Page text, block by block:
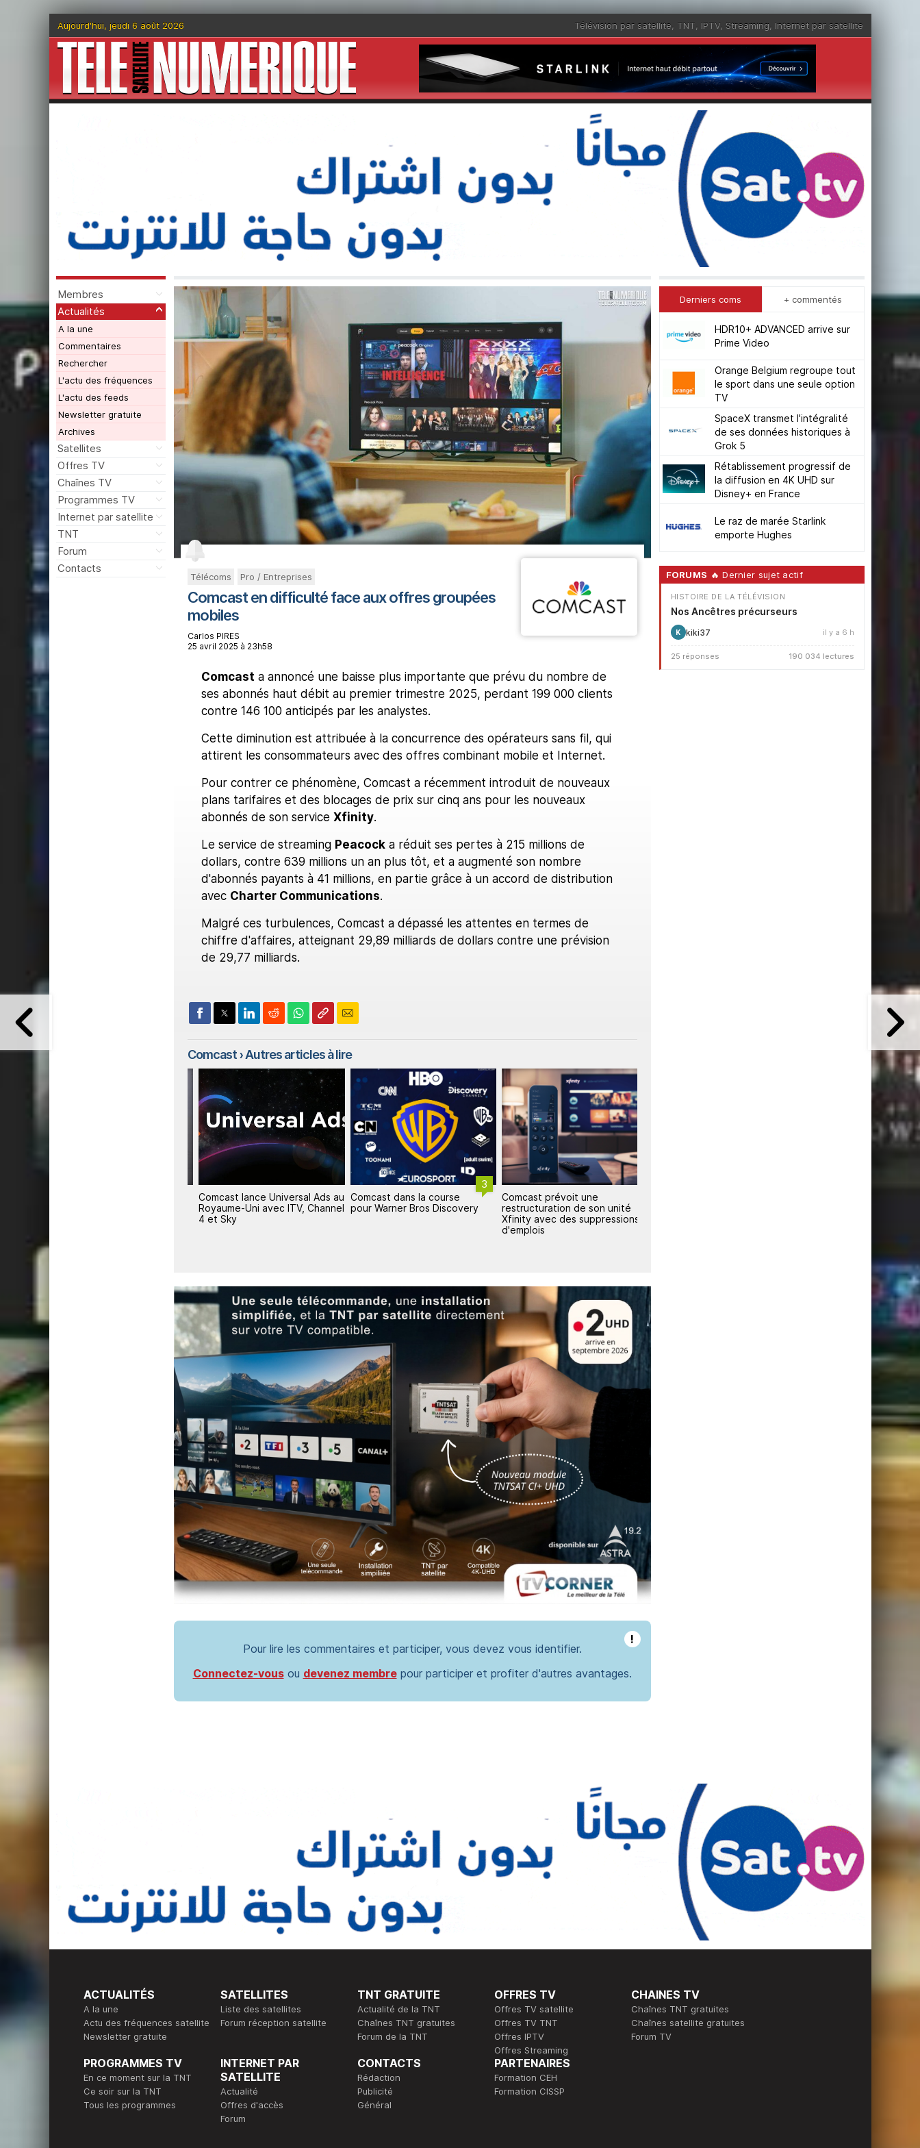
Aujourd'hui, jeudi 6 août 2026 Télévision par satellite, TNT, IPTV, Streaming, Internet par satellite
Membres
Actualités
A la une
Commentaires
Rechercher
L'actu des fréquences
L'actu des feeds
Newsletter gratuite
Archives
Satellites
Offres TV
Chaînes TV
Programmes TV
Internet par satellite
TNT
Forum
Contacts
Télécoms Pro / Entreprises
Comcast en difficulté face aux offres groupées
mobiles
Carlos PIRES
25 avril 2025 à 23h58
Comcast a annoncé une baisse plus importante que prévu du nombre de
ses abonnés haut débit au premier trimestre 2025, perdant 199 000 clients
contre 146 100 anticipés par les analystes.
Cette diminution est attribuée à la concurrence des opérateurs sans fil, qui
attirent les consommateurs avec des offres combinant mobile et Internet.
Pour contrer ce phénomène, Comcast a récemment introduit de nouveaux
plans tarifaires et des blocages de prix sur cinq ans pour les nouveaux
abonnés de son service Xfinity.
Le service de streaming Peacocka réduit ses pertes à 215 millions de
dollars, contre 639 millions un an plus tôt, et a augmenté son nombre
d'abonnés payants à 41 millions, en partie grâce à un accord de distribution
avec Charter Communications.
Malgré ces turbulences, Comcast a dépassé les attentes en termes de
chiffre d'affaires, atteignant 29,89 milliards de dollars contre une prévision
de 29,77 milliards.
Comcast› Autres articles à lire
Comcast lance Universal Ads au
Royaume-Uni avec ITV, Channel
4 et Sky
3
Comcast dans la course
pour Warner Bros Discovery
Comcast prévoit une
restructuration de son unité
Xfinity avec des suppressions
d'emplois
!
Pour lire les commentaires et participer, vous devez vous identifier.
Connectez-vousou devenez membrepour participer et profiter d'autres avantages.
Derniers coms + commentés
HDR10+ ADVANCED arrive sur
Prime Video
Orange Belgium regroupe tout
le sport dans une seule option
TV
SpaceX transmet l'intégralité
de ses données historiques à
Grok 5
Rétablissement progressif de
la diffusion en 4K UHD sur
Disney+ en France
Le raz de marée Starlink
emporte Hughes
FORUMS 🔥 Dernier sujet actif
HISTOIRE DE LA TÉLÉVISION
Nos Ancêtres précurseurs
K kiki37 il y a 6 h
25 réponses 190 034 lectures
ACTUALITÉS
A la une
Actu des fréquences satellite
Newsletter gratuite
SATELLITES
Liste des satellites
Forum réception satellite
TNT GRATUITE
Actualité de la TNT
Chaînes TNT gratuites
Forum de la TNT
OFFRES TV
Offres TV satellite
Offres TV TNT
Offres IPTV
Offres Streaming
CHAINES TV
Chaînes TNT gratuites
Chaînes satellite gratuites
Forum TV
PROGRAMMES TV
En ce moment sur la TNT
Ce soir sur la TNT
Tous les programmes
INTERNET PAR
SATELLITE
Actualité
Offres d'accès
Forum
CONTACTS
Rédaction
Publicité
Général
PARTENAIRES
Formation CEH
Formation CISSP